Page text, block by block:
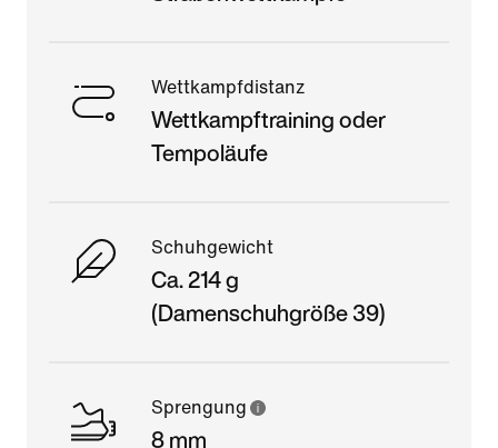
Wettkampfdistanz
Wettkampftraining oder
Tempoläufe
Schuhgewicht
Ca. 214 g
(Damenschuhgröße 39)
Sprengung
8 mm